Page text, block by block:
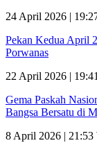
24 April 2026 |
Pekan Kedua April
Porwanas
22 April 2026 |
Gema Paskah
Bangsa Bersatu di
8 April 2026 | 21:53